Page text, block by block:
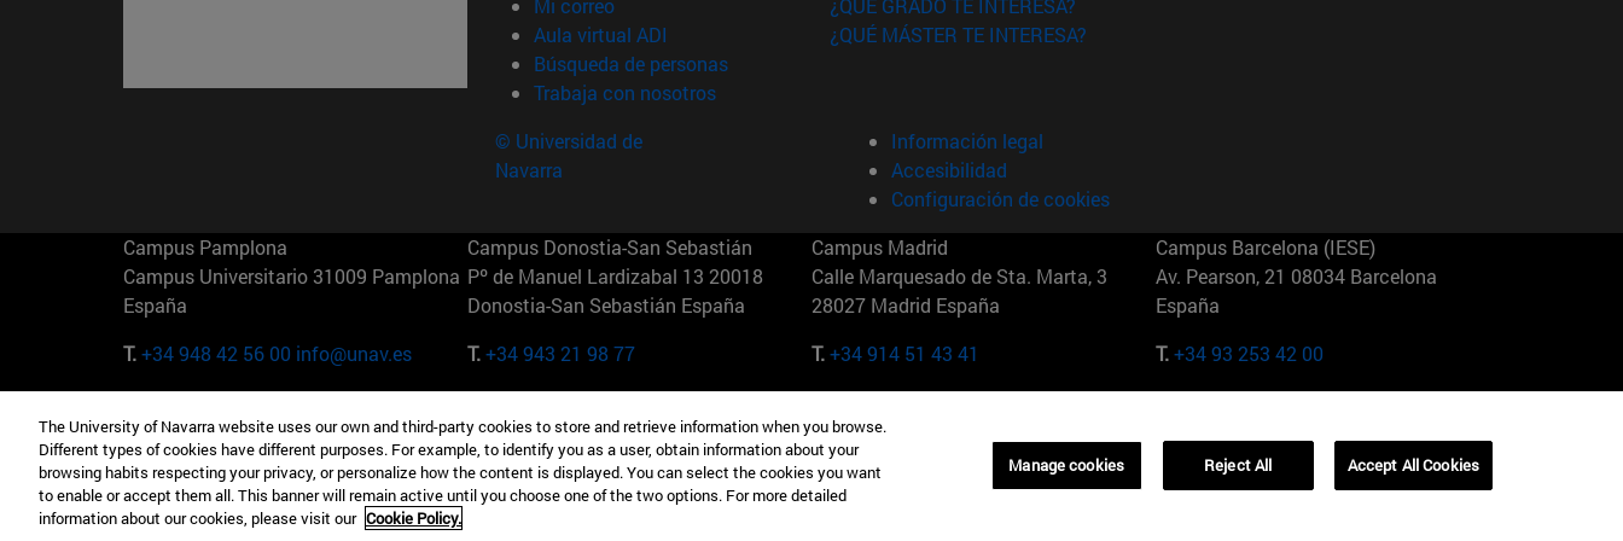
Mi correo
Aula virtual ADI (abre en nueva ventana)
Búsqueda de personas(abre en nueva ventana)
Trabaja con nosotros(abre en nueva ventana)
¿QUÉ GRADO TE INTERESA?
¿QUÉ MÁSTER TE INTERESA?
© Universidad de
Navarra
Información legal
Accesibilidad
Configuración de cookies
Campus Pamplona
Campus Universitario 31009 Pamplona
España
T.+34 948 42 56 00 info@unav.es
Campus Donostia-San Sebastián
Pº de Manuel Lardizabal 13 20018
Donostia-San Sebastián España
T.+34 943 21 98 77
Campus Madrid
Calle Marquesado de Sta. Marta, 3
28027 Madrid España
T.+34 914 51 43 41
Campus Barcelona (IESE)
Av. Pearson, 21 08034 Barcelona
España
T.+34 93 253 42 00
Camino del Cerro Águila 3 28023
Madrid España
T.+34 912 11 30 00
165 W 57th St 10019-2201 Nueva York
EE.UU
T.+1 646 346 8850
Maria-Theresia-Straße 15 81675
Múnich Alemania
T.+49 89 24209790
01321001 Bela Vista Brasil
The University of Navarra website uses our own and third-party cookies to store and retrieve information when you browse.
Different types of cookies have different purposes. For example, to identify you as a user, obtain information about your
browsing habits respecting your privacy, or personalize how the content is displayed. You can select the cookies you want
to enable or accept them all. This banner will remain active until you choose one of the two options. For more detailed
information about our cookies, please visit our Cookie Policy.
Manage cookies Reject All Accept All Cookies